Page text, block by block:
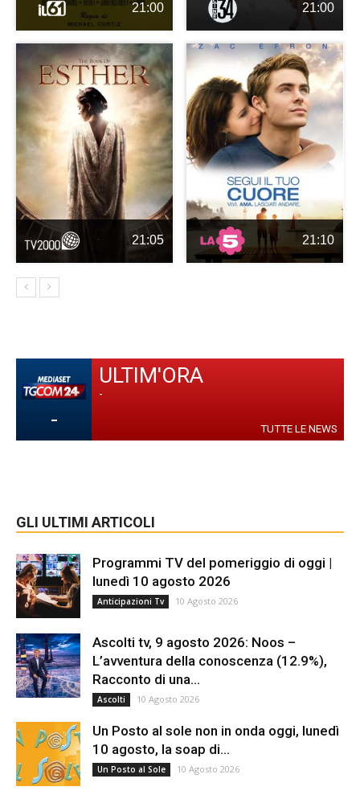
21:00 21:00
21:05 21:10
-
ULTIM'ORA
-
TUTTE LE NEWS
GLI ULTIMI ARTICOLI
Programmi TV del pomeriggio di oggi |
lunedì 10 agosto 2026
Anticipazioni Tv 10 Agosto 2026
Ascolti tv, 9 agosto 2026: Noos –
L’avventura della conoscenza (12.9%),
Racconto di una...
Ascolti 10 Agosto 2026
Un Posto al sole non in onda oggi, lunedì
10 agosto, la soap di...
Un Posto al Sole 10 Agosto 2026